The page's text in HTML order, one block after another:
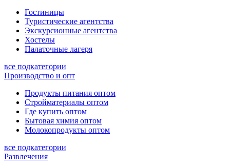
Гостиницы
Туристические агентства
Экскурсионные агентства
Хостелы
Палаточные лагеря
все подкатегории
Производство и опт
Продукты питания оптом
Стройматериалы оптом
Где купить оптом
Бытовая химия оптом
Молокопродукты оптом
все подкатегории
Развлечения